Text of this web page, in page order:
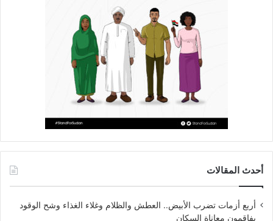
أحدث المقالات
أربع أزمات تضرب الأبيض.. العطش والظلام وغلاء الغذاء وشح الوقود
يفاقمون معاناة السكان